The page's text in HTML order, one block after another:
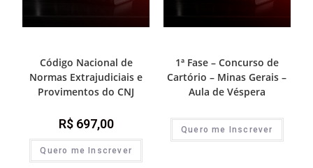
Código Nacional de
Normas Extrajudiciais e
Provimentos do CNJ
R$697,00
Quero me Inscrever
1ª Fase – Concurso de
Cartório – Minas Gerais –
Aula de Véspera
Quero me Inscrever